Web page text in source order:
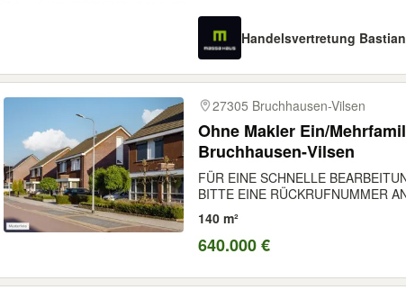
Handelsvertretung
27305 Bruchhausen-Vilsen
Ohne Makler Ein/Mehrfamilienhaus in 27305
Bruchhausen-Vilsen
FÜR EINE SCHNELLE
BITTE EINE RÜCKRUFNUMMER
140 m²
640.000 €